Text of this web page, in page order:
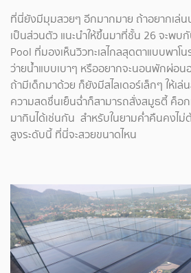
ที่นี่ยังมีมุมสวยๆ อีกมากมาย ถ้าอยากเล่
เป็นส่วนตัว แนะนำให้ขึ้นมาที่ชั้น 26 จะพบ
Pool ที่มองเห็นวิวทะเลไกลสุดตาแบบพาโ
ว่ายน้ำแบบเบาๆ หรืออยากจะนอนพักผ่อน
ถ้ามีเด็กมาด้วย ก็ยังมีสไลเดอร์เล็กๆ ให้เ
ความสดชื่นเย็นฉ่ำก็สามารถสั่งสมูธตี้ ค็อก
มากินได้เช่นกัน สำหรับในยามค่ำคืนคงไ
สูงระดับนี้ ที่นี่จะสวยขนาดไหน